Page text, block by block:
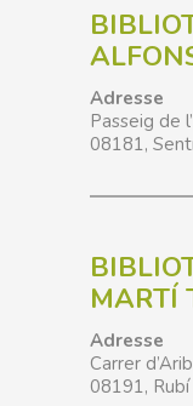
Adresse
Passeig de
08181,
MARTÍ
Adresse
Carrer
08191, Rubí